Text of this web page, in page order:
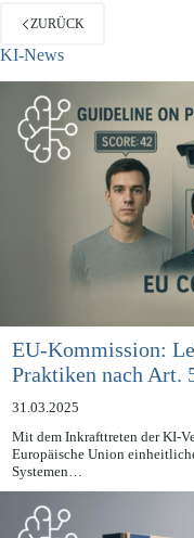
ZURÜCK
KI-News
EU-Kommission:
Praktiken nach Art.
31.03.2025
Mit dem Inkrafttreten der KI-
Europäische Union
Systemen…